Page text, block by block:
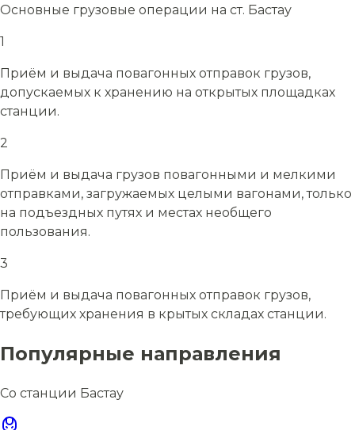
Основные грузовые операции на ст. Бастау
1
Приём и выдача повагонных отправок грузов,
допускаемых к хранению на открытых площадках
станции.
2
Приём и выдача грузов повагонными и мелкими
отправками, загружаемых целыми вагонами, только
на подъездных путях и местах необщего
пользования.
3
Приём и выдача повагонных отправок грузов,
требующих хранения в крытых складах станции.
Популярные направления
Со станции Бастау